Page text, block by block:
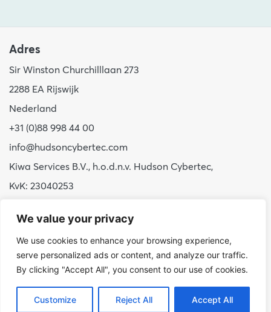
We value your privacy
We use cookies to enhance your browsing experience,
serve personalized ads or content, and analyze our traffic.
By clicking "Accept All", you consent to our use of cookies.
Customize Reject All Accept All
Adres
Sir Winston Churchilllaan 273
2288 EA Rijswijk
Nederland
+31 (0)88 998 44 00
info@hudsoncybertec.com
Kiwa Services B.V., h.o.d.n.v. Hudson Cybertec,
KvK: 23040253
Over ons
Onze werkwijze
Voordelen Hudson Cybertec
Stage & afstuderen
Werken bij